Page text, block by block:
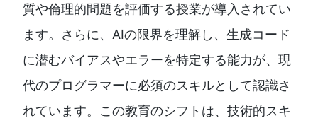
質や倫理的問題を評価する授業が導入されてい
ます。さらに、AIの限界を理解し、生成コード
に潜むバイアスやエラーを特定する能力が、現
代のプログラマーに必須のスキルとして認識さ
れています。この教育のシフトは、技術的スキ